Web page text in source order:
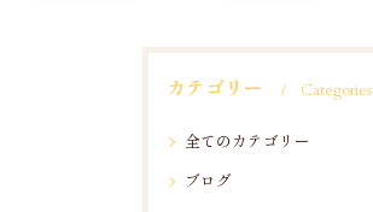
カテゴリー Categories
全てのカテゴリー
ブログ